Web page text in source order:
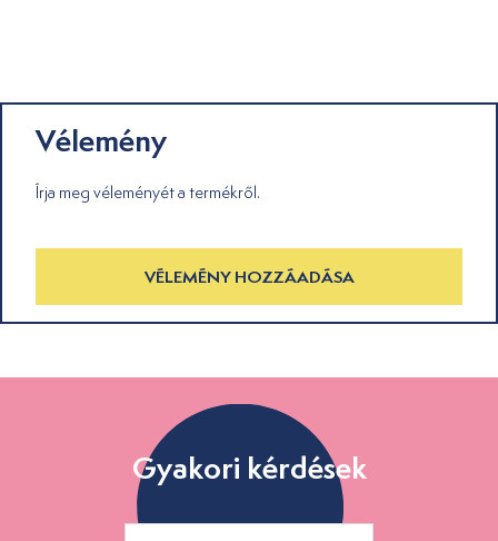
Vélemény
Írja meg véleményét a termékről.
VÉLEMÉNY HOZZÁADÁSA
Gyakori kérdések